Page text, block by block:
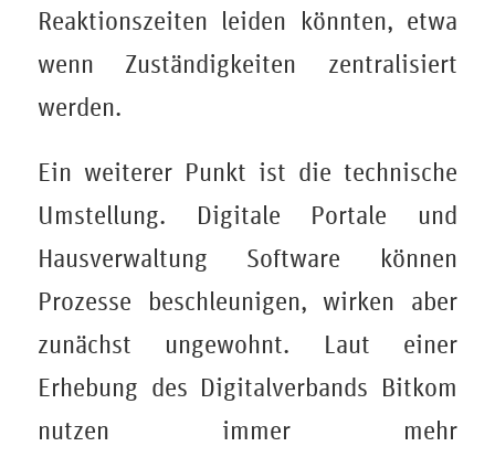
Reaktionszeiten leiden könnten, etwa
wenn Zuständigkeiten zentralisiert
werden.
Ein weiterer Punkt ist die technische
Umstellung. Digitale Portale und
Hausverwaltung Software können
Prozesse beschleunigen, wirken aber
zunächst ungewohnt. Laut einer
Erhebung des Digitalverbands Bitkom
nutzen immer mehr